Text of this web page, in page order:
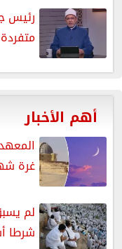
رئيس
أهم الأخبار
غرة شهر
لم
شرطا